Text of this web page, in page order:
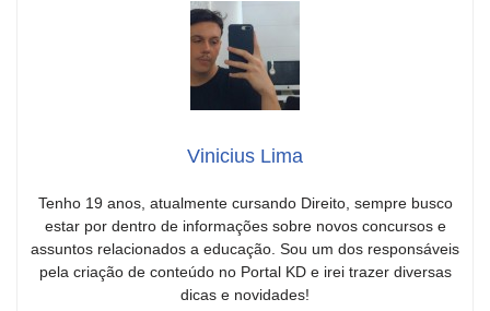
Vinicius Lima
Tenho 19 anos, atualmente cursando Direito, sempre busco
estar por dentro de informações sobre novos concursos e
assuntos relacionados a educação. Sou um dos responsáveis
pela criação de conteúdo no Portal KD e irei trazer diversas
dicas e novidades!